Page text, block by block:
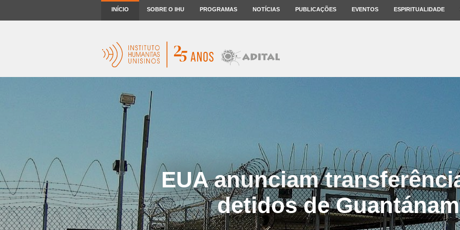
INÍCIO SOBRE O IHU PROGRAMAS NOTÍCIAS PUBLICAÇÕES EVENTOS ESPIRITUALIDADE
EUA anunciam
detidos de